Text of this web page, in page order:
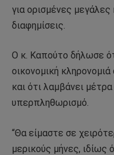
για ορισμένες
διαφημίσεις.
Ο κ. Καπούτο δήλωσε
οικονομική
και ότι λαμβάνει
υπερπληθωρισμό.
“Θα είμαστε σε
μερικούς μήνες,